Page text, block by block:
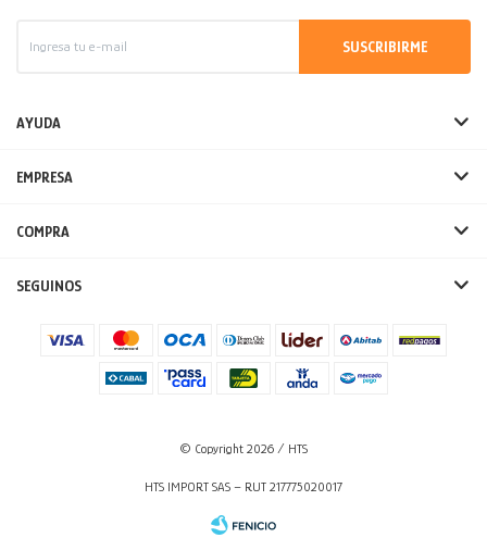
SUSCRIBIRME
AYUDA
EMPRESA
COMPRA
SEGUINOS
© Copyright 2026 / HTS
HTS IMPORT SAS – RUT 217775020017